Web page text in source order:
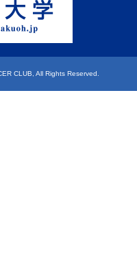
CLUB, All Rights Reserved.